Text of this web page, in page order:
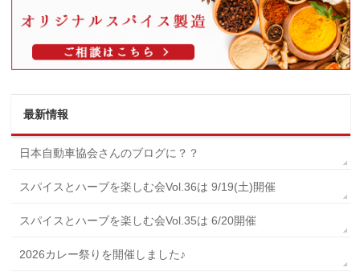
最新情報
日本自動車協会さんのブログに？？
スパイスとハーブを楽しむ会Vol.36は 9/19(土)開催
スパイスとハーブを楽しむ会Vol.35は 6/20開催
2026カレー祭りを開催しました♪